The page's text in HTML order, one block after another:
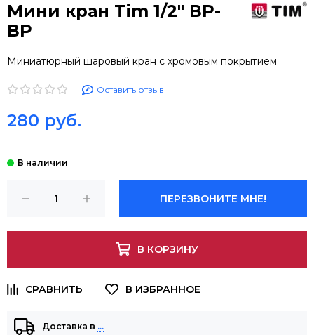
Мини кран Tim 1/2" ВР-
ВР
Миниатюрный шаровый кран с хромовым покрытием
Оставить отзыв
280 руб.
ПЕРЕЗВОНИТЕ МНЕ!
В КОРЗИНУ
Доставка в …